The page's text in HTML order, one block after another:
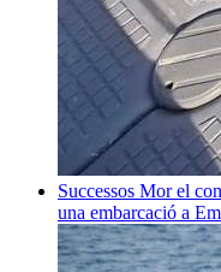
Successos Mor el
una embarcació a